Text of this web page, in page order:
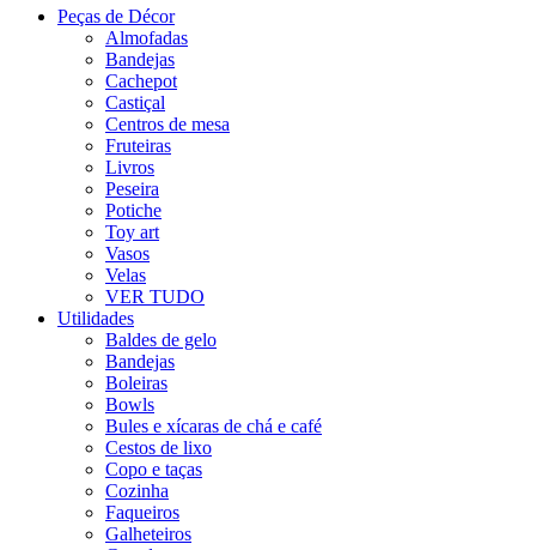
Peças de Décor
Almofadas
Bandejas
Cachepot
Castiçal
Centros de mesa
Fruteiras
Livros
Peseira
Potiche
Toy art
Vasos
Velas
VER TUDO
Utilidades
Baldes de gelo
Bandejas
Boleiras
Bowls
Bules e xícaras de chá e café
Cestos de lixo
Copo e taças
Cozinha
Faqueiros
Galheteiros